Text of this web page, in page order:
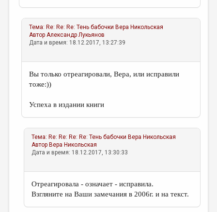
Тема:Re: Re: Re: Тень бабочки Вера Никольская
Автор Александр Лукьянов
Дата и время: 18.12.2017, 13:27:39
Вы только отреагировали, Вера, или исправили
тоже:))
Успеха в издании книги
Тема:Re: Re: Re: Re: Тень бабочки Вера Никольская
АвторВера Никольская
Дата и время: 18.12.2017, 13:30:33
Отреагировала - означает - исправила.
Взгляните на Ваши замечания в 2006г. и на текст.